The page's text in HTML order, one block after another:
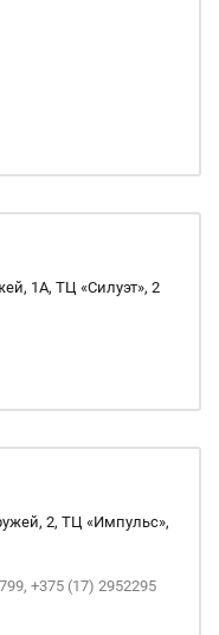
1А, ТЦ «Силуэт», 2
2, ТЦ «Импульс»,
+375 (17) 2952295